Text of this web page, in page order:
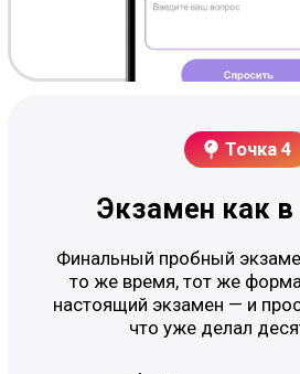
Почему это лучше, чем всё,
что ты пробовал раньше
Не пробный период. Не «базовый» тариф с
урезанными функциями. Полное
В метро, на даче, в самолёте — учись где
угодно. Всё уже загружено в телефон.